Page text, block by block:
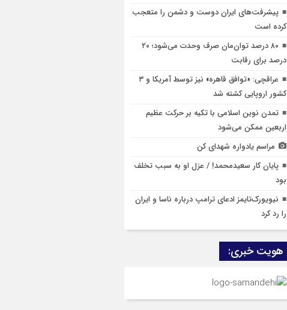
پیشرفت‌های ایران دوست و دشمن را متعجب
کرده است
۸۰ درصد توان‌مان صرف وحدت می‌شود؛ ۲۰
درصد برای رقابت
عراقچی: «توافق قاهره» نیز توسط آمریکا و ۳
کشور اروپایی کشته شد
تمدن نوین اسلامی با تکیه بر حرکت عظیم
اربعین ممکن می‌شود
مراسم یادواره شهدای کن
پایان کار سعیدمحمد! / عزل او به سبب تخلف
بود
نیویورک‌تایمز ادعای ترامپ درباره ناسا و ایران
را رد کرد
هویت خبری: